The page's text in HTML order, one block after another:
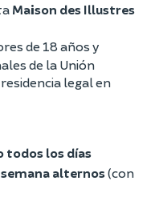
Maison des Illustres
de 18 años y
de la Unión
legal en
todos los días
alternos(con